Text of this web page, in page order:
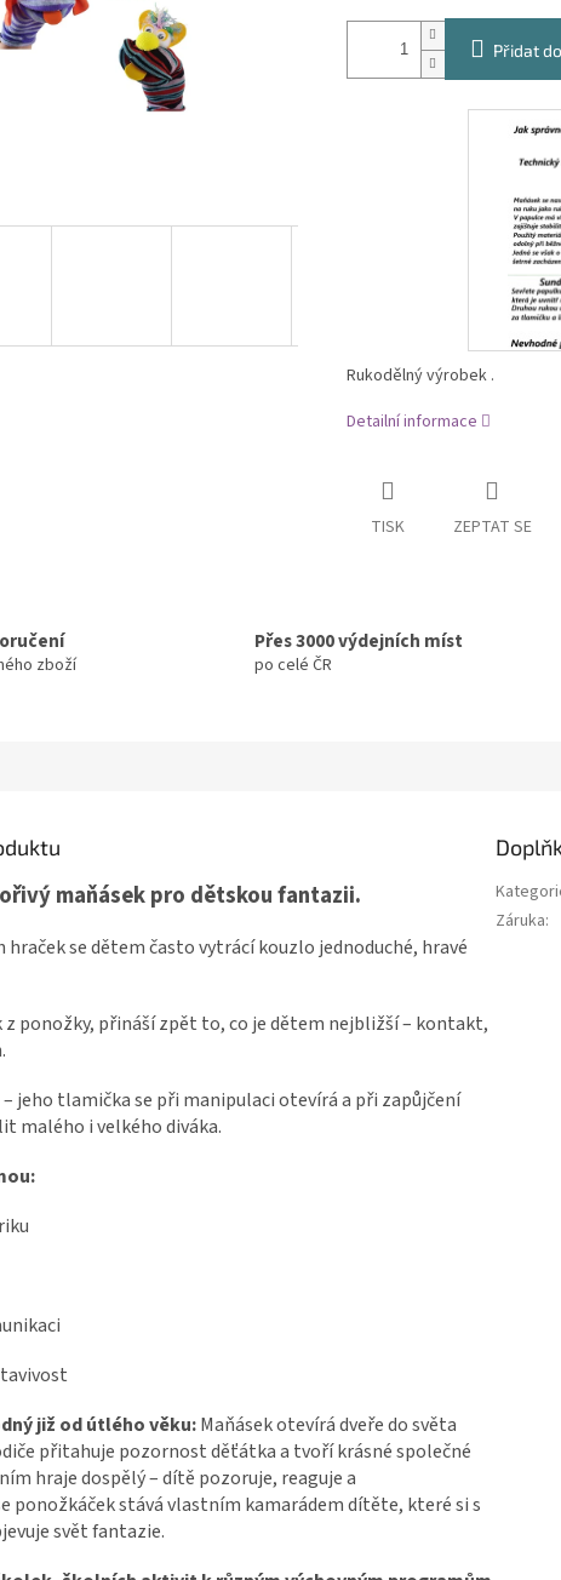
Přidat
Rukodělný výrobek .
Detailní informace
TISK ZEPTAT SE
zboží
Přes 3000 výdejních míst
po celé ČR
maňásek pro dětskou fantazii.
hraček se dětem často vytrácí kouzlo jednoduché, hravé
ponožky, přináší zpět to, co je dětem nejbližší – kontakt,
– jeho tlamička se při manipulaci otevírá a při zapůjčení
malého i velkého diváka.
již od útlého věku:Maňásek otevírá dveře do světa
přitahuje pozornost děťátka a tvoří krásné společné
hraje dospělý – dítě pozoruje, reaguje a
ponožkáček stává vlastním kamarádem dítěte, které si s
svět fantazie.
Záruka: